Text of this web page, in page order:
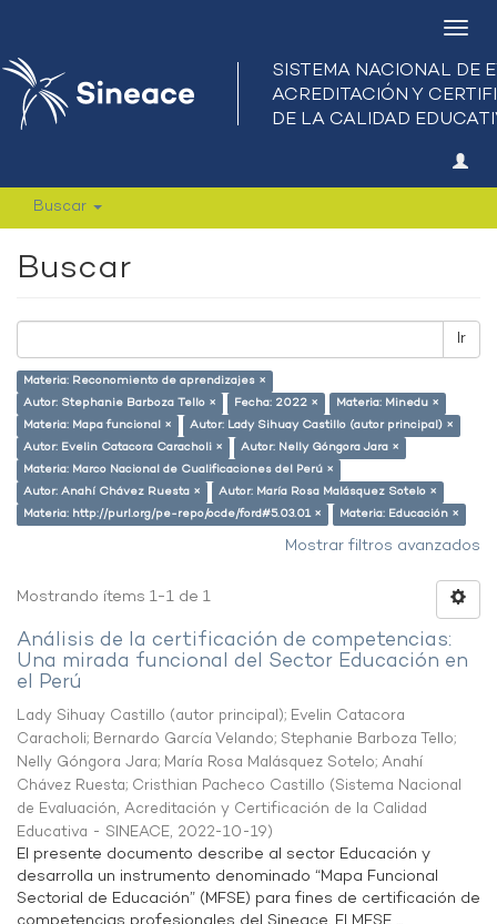
Buscar
Buscar
Ir
Materia: Reconomiento de aprendizajes ×
Autor: Stephanie Barboza Tello ×
Fecha: 2022 ×
Materia: Minedu ×
Materia: Mapa funcional ×
Autor: Lady Sihuay Castillo (autor principal) ×
Autor: Evelin Catacora Caracholi ×
Autor: Nelly Góngora Jara ×
Materia: Marco Nacional de Cualificaciones del Perú ×
Autor: Anahí Chávez Ruesta ×
Autor: María Rosa Malásquez Sotelo ×
Materia: http://purl.org/pe-repo/ocde/ford#5.03.01 ×
Materia: Educación ×
Mostrar filtros avanzados
Mostrando ítems 1-1 de 1
Análisis de la certificación de competencias:
Una mirada funcional del Sector Educación en
el Perú
Lady Sihuay Castillo (autor principal); Evelin Catacora
Caracholi; Bernardo García Velando; Stephanie Barboza Tello;
Nelly Góngora Jara; María Rosa Malásquez Sotelo; Anahí
Chávez Ruesta; Cristhian Pacheco Castillo (Sistema Nacional
de Evaluación, Acreditación y Certificación de la Calidad
Educativa - SINEACE, 2022-10-19)
El presente documento describe al sector Educación y
desarrolla un instrumento denominado “Mapa Funcional
Sectorial de Educación” (MFSE) para fines de certificación de